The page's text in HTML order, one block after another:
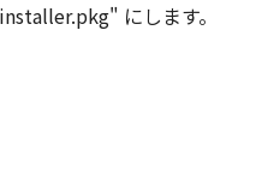
にします。